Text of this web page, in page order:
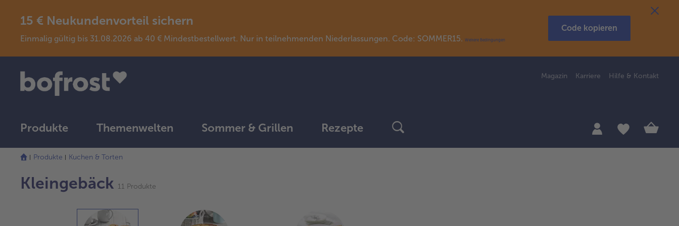
15 € Neukundenvorteil sichern
Einmalig gültig bis 31.08.2026 ab 40 € Mindestbestellwert. Nur in teilnehmenden Niederlassungen. Code: SOMMER15. Weitere Bedingungen
Code kopieren
Magazin Karriere Hilfe & Kontakt
Produkte Themenwelten Sommer & Grillen Rezepte
Produkte
Kuchen & Torten
Es
Kleingebäck 11 Produkte